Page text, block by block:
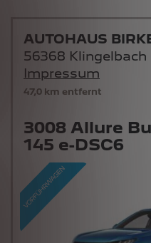
47,0 km entfernt
3008 Allure
145 e-DSC6
AUTOHAUS
56368 Klingelbach
Impressum